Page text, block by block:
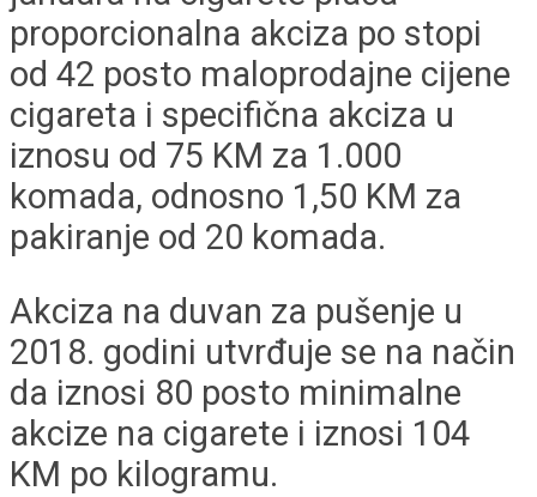
proporcionalna akciza po stopi
od 42 posto maloprodajne cijene
cigareta i specifična akciza u
iznosu od 75 KM za 1.000
komada, odnosno 1,50 KM za
pakiranje od 20 komada.
Akciza na duvan za pušenje u
2018. godini utvrđuje se na način
da iznosi 80 posto minimalne
akcize na cigarete i iznosi 104
KM po kilogramu.